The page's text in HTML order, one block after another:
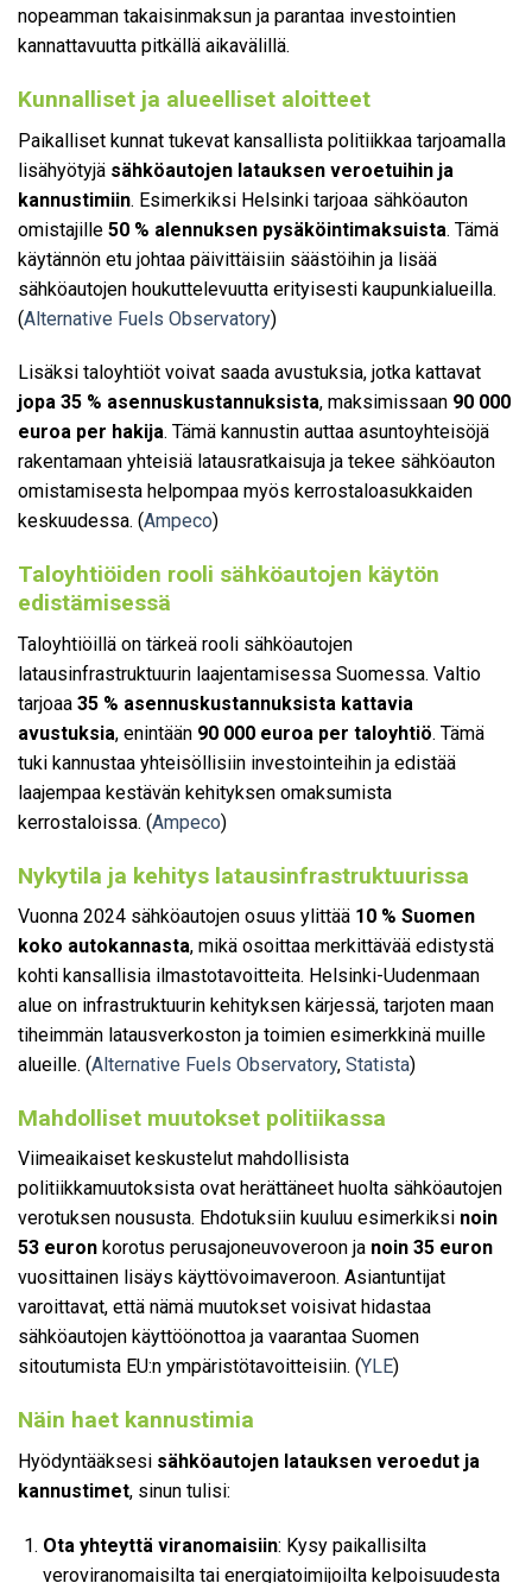
nopeamman takaisinmaksun ja parantaa investointien
kannattavuutta pitkällä aikavälillä.
Kunnalliset ja alueelliset aloitteet
Paikalliset kunnat tukevat kansallista politiikkaa tarjoamalla
lisähyötyjä sähköautojen latauksen veroetuihin ja
kannustimiin. Esimerkiksi Helsinki tarjoaa sähköauton
omistajille 50 % alennuksen pysäköintimaksuista. Tämä
käytännön etu johtaa päivittäisiin säästöihin ja lisää
sähköautojen houkuttelevuutta erityisesti kaupunkialueilla.
(Alternative Fuels Observatory)
Lisäksi taloyhtiöt voivat saada avustuksia, jotka kattavat
jopa 35 % asennuskustannuksista, maksimissaan 90 000
euroa per hakija. Tämä kannustin auttaa asuntoyhteisöjä
rakentamaan yhteisiä latausratkaisuja ja tekee sähköauton
omistamisesta helpompaa myös kerrostaloasukkaiden
keskuudessa. (Ampeco)
Taloyhtiöiden rooli sähköautojen käytön
edistämisessä
Taloyhtiöillä on tärkeä rooli sähköautojen
latausinfrastruktuurin laajentamisessa Suomessa. Valtio
tarjoaa 35 % asennuskustannuksista kattavia
avustuksia, enintään 90 000 euroa per taloyhtiö. Tämä
tuki kannustaa yhteisöllisiin investointeihin ja edistää
laajempaa kestävän kehityksen omaksumista
kerrostaloissa. (Ampeco)
Nykytila ja kehitys latausinfrastruktuurissa
Vuonna 2024 sähköautojen osuus ylittää 10 % Suomen
koko autokannasta, mikä osoittaa merkittävää edistystä
kohti kansallisia ilmastotavoitteita. Helsinki-Uudenmaan
alue on infrastruktuurin kehityksen kärjessä, tarjoten maan
tiheimmän latausverkoston ja toimien esimerkkinä muille
alueille. (Alternative Fuels Observatory, Statista)
Mahdolliset muutokset politiikassa
Viimeaikaiset keskustelut mahdollisista
politiikkamuutoksista ovat herättäneet huolta sähköautojen
verotuksen noususta. Ehdotuksiin kuuluu esimerkiksi noin
53 euron korotus perusajoneuvoveroon ja noin 35 euron
vuosittainen lisäys käyttövoimaveroon. Asiantuntijat
varoittavat, että nämä muutokset voisivat hidastaa
sähköautojen käyttöönottoa ja vaarantaa Suomen
sitoutumista EU:n ympäristötavoitteisiin. (YLE)
Näin haet kannustimia
Hyödyntääksesi sähköautojen latauksen veroedut ja
kannustimet, sinun tulisi:
Ota yhteyttä viranomaisiin: Kysy paikallisilta
veroviranomaisilta tai energiatoimijoilta kelpoisuudesta